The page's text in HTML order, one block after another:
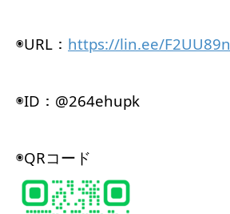
◉URL： https://lin.ee/F2UU89n
◉ID：@264ehupk
◉QRコード